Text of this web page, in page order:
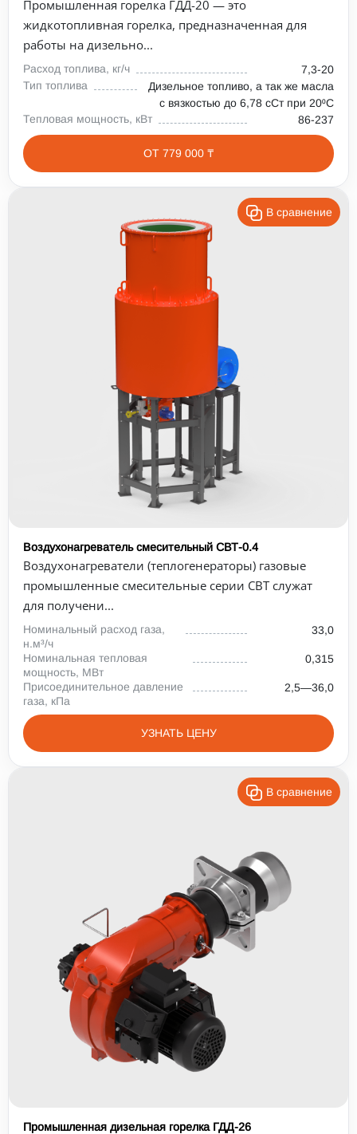
Промышленная горелка ГДД-20 — это
жидкотопливная горелка, предназначенная для
работы на дизельно...
Расход топлива, кг/ч
7,3-20
Тип топлива
Дизельное топливо, а так же масла
с вязкостью до 6,78 сСт при 20⁰С
Тепловая мощность, кВт
86-237
ОТ 779 000 ₸
В сравнение
Воздухонагреватель смесительный СВТ-0.4
Воздухонагреватели (теплогенераторы) газовые
промышленные смесительные серии СВТ служат
для получени...
Номинальный расход газа,
н.м³/ч
33,0
Номинальная тепловая
мощность, МВт
0,315
Присоединительное давление
газа, кПа
2,5—36,0
УЗНАТЬ ЦЕНУ
В сравнение
Промышленная дизельная горелка ГДД-26